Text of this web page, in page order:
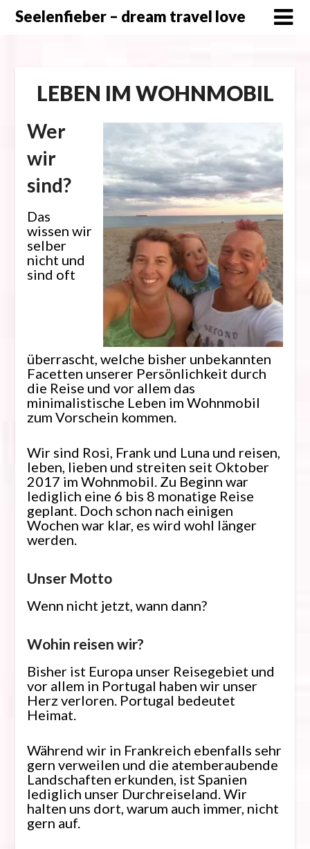
SkipSeelenfieber – dream travel love
LEBEN IM WOHNMOBIL
Wer
wir
sind?
Das
wissen wir
selber
nicht und
sind oft
überrascht, welche bisher unbekannten
Facetten unserer Persönlichkeit durch
die Reise und vor allem das
minimalistische Leben im Wohnmobil
zum Vorschein kommen.
Wir sind Rosi, Frank und Luna und reisen,
leben, lieben und streiten seit Oktober
2017 im Wohnmobil. Zu Beginn war
lediglich eine 6 bis 8 monatige Reise
geplant. Doch schon nach einigen
Wochen war klar, es wird wohl länger
werden.
Unser Motto
Wenn nicht jetzt, wann dann?
Wohin reisen wir?
Bisher ist Europa unser Reisegebiet und
vor allem in Portugal haben wir unser
Herz verloren. Portugal bedeutet
Heimat.
Während wir in Frankreich ebenfalls sehr
gern verweilen und die atemberaubende
Landschaften erkunden, ist Spanien
lediglich unser Durchreiseland. Wir
halten uns dort, warum auch immer, nicht
gern auf.